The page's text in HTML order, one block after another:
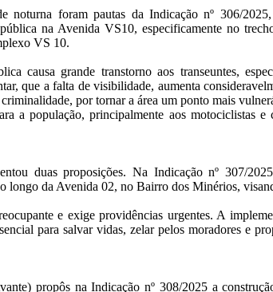
noturna foram pautas da Indicação nº 306/
na Avenida VS10, especificamente no
VS 10.
causa grande transtorno aos transeuntes,
que a falta de visibilidade, aumenta
por tornar a área um ponto mais
a população, principalmente aos motociclistas e
duas proposições. Na Indicação nº 307/
longo da Avenida 02, no Bairro dos Minérios,
e exige providências urgentes. A
para salvar vidas, zelar pelos moradores e
propôs na Indicação nº 308/2025 a